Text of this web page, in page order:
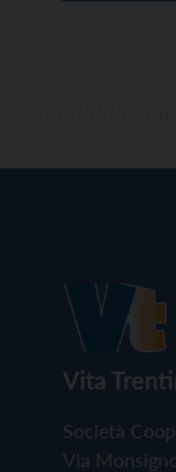
Vita
Società
Via